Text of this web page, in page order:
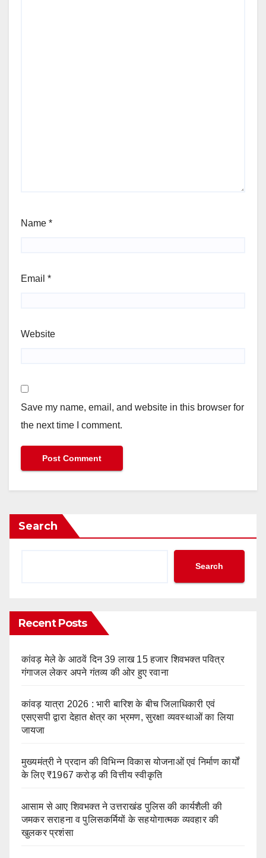
Name *
Email *
Website
Save my name, email, and website in this browser for
the next time I comment.
Search
Search
Recent Posts
कांवड़ मेले के आठवें दिन 39 लाख 15 हजार शिवभक्त पवित्र
गंगाजल लेकर अपने गंतव्य की ओर हुए रवाना
कांवड़ यात्रा 2026 : भारी बारिश के बीच जिलाधिकारी एवं
एसएसपी द्वारा देहात क्षेत्र का भ्रमण, सुरक्षा व्यवस्थाओं का लिया
जायजा
मुख्यमंत्री ने प्रदान की विभिन्न विकास योजनाओं एवं निर्माण कार्यों
के लिए ₹1967 करोड़ की वित्तीय स्वीकृति
आसाम से आए शिवभक्त ने उत्तराखंड पुलिस की कार्यशैली की
जमकर सराहना व पुलिसकर्मियों के सहयोगात्मक व्यवहार की
खुलकर प्रशंसा